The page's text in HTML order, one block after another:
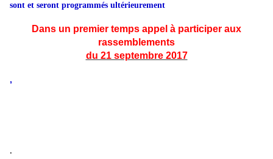
sont et seront programmés ultérieurement
Dans un premier temps appel à participer aux
rassemblements
du 21 septembre 2017
,
.